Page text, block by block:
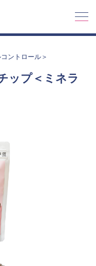
Q
X
ントロール＞
ップ＜ミネラ